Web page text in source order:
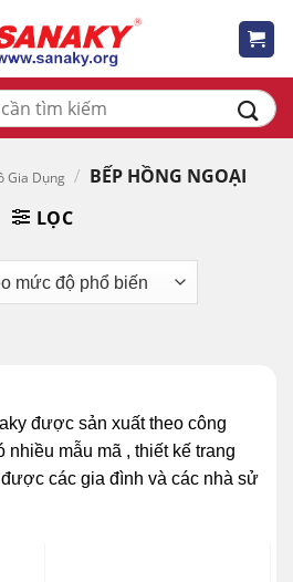
Gia Dụng / BẾP HỒNG NGOẠI
LỌC
được sản xuất theo công
nhiều mẫu mã , thiết kế trang
các gia đình và các nhà sử